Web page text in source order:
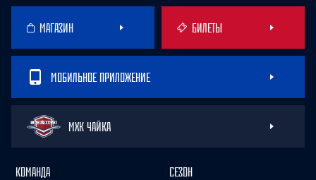
МАГАЗИН БИЛЕТЫ
МОБИЛЬНОЕ ПРИЛОЖЕНИЕ
МХК ЧАЙКА
КОМАНДА СЕЗОН